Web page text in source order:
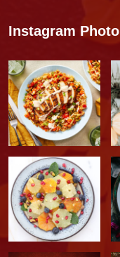
Instagram Photo